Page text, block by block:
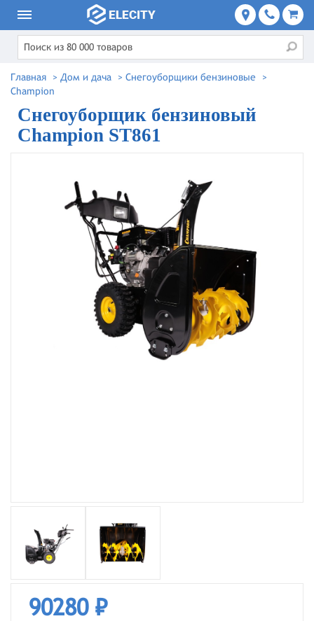
Главная > Дом и дача > Снегоуборщики бензиновые
>
Champion
Снегоуборщик бензиновый
Champion ST861
90280 ₽